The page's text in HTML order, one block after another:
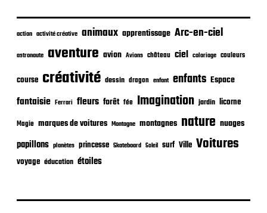
l
i
a
i
n
action activité créative animaux apprentissage Arc-en-ciel
astronaute aventure avion Avions château ciel coloriage couleurs
course créativité dessin dragon enfant enfants Espace
fantaisie Ferrari fleurs forêt fée Imagination jardin licorne
Magie marques de voitures Montagne montagnes nature nuages
papillons planètes princesse Skateboard Soleil surf Ville Voitures
voyage éducation étoiles